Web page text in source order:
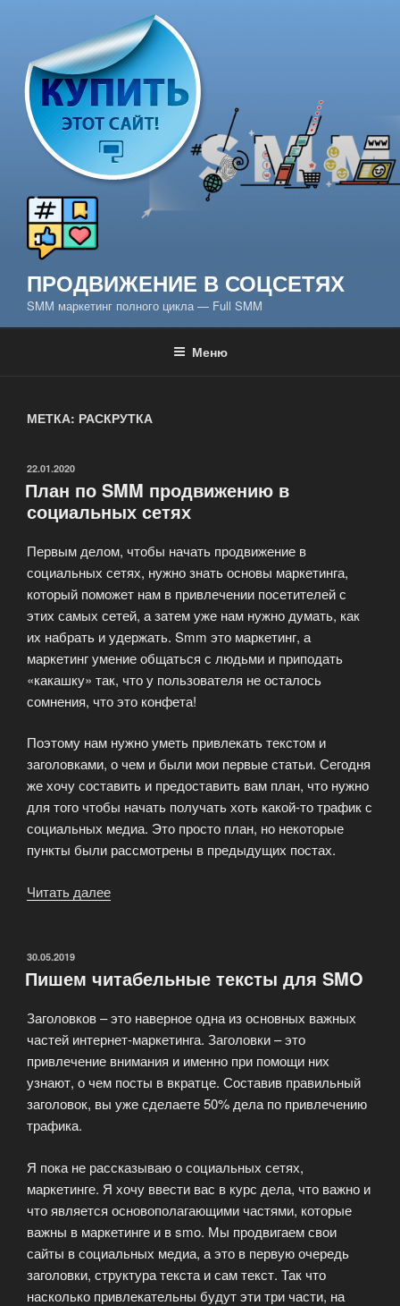
содержимому
ПРОДВИЖЕНИЕ В СОЦСЕТЯХ
SMM маркетинг полного цикла — Full SMM
Меню
МЕТКА: РАСКРУТКА
ОПУБЛИКОВАНО
22.01.2020
План по SMM продвижению в
социальных сетях
Первым делом, чтобы начать продвижение в
социальных сетях, нужно знать основы маркетинга,
который поможет нам в привлечении посетителей с
этих самых сетей, а затем уже нам нужно думать, как
их набрать и удержать. Smm это маркетинг, а
маркетинг умение общаться с людьми и приподать
«какашку» так, что у пользователя не осталось
сомнения, что это конфета!
Поэтому нам нужно уметь привлекать текстом и
заголовками, о чем и были мои первые статьи. Сегодня
же хочу составить и предоставить вам план, что нужно
для того чтобы начать получать хоть какой-то трафик с
социальных медиа. Это просто план, но некоторые
пункты были рассмотрены в предыдущих постах.
Читать далее
в
сетях»
ОПУБЛИКОВАНО
30.05.2019
Пишем читабельные тексты для SMO
Заголовков – это наверное одна из основных важных
частей интернет-маркетинга. Заголовки – это
привлечение внимания и именно при помощи них
узнают, о чем посты в вкратце. Составив правильный
заголовок, вы уже сделаете 50% дела по привлечению
трафика.
Я пока не рассказываю о социальных сетях,
маркетинге. Я хочу ввести вас в курс дела, что важно и
что является основополагающими частями, которые
важны в маркетинге и в smo. Мы продвигаем свои
сайты в социальных медиа, а это в первую очередь
заголовки, структура текста и сам текст. Так что
насколько привлекательны будут эти три части, на